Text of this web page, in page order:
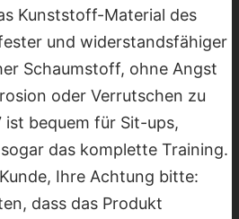
Kunststoff-Material des
und widerstandsfähiger
Schaumstoff, ohne Angst
oder Verrutschen zu
ist bequem für Sit-ups,
das komplette Training.
Ihre Achtung bitte:
dass das Produkt